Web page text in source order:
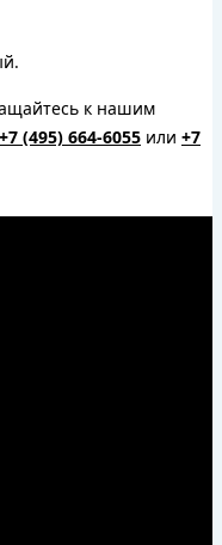
к нашим
+7 (495) 664-6055 или +7